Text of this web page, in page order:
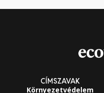
CÍMSZAVAK
Környezetvédelem